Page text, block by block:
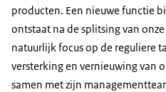
producten. Een nieuwe functie
ontstaat na de splitsing van
natuurlijk focus op de reguliere
versterking en vernieuwing van
samen met zijn